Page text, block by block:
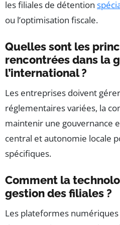
les filiales de détention
ou l’optimisation fiscale.
Quelles sont les
rencontrées dans la
l’international ?
Les entreprises doivent
réglementaires variées, la
maintenir une gouvernance
central et autonomie locale
spécifiques.
Comment la
gestion des filiales ?
Les plateformes